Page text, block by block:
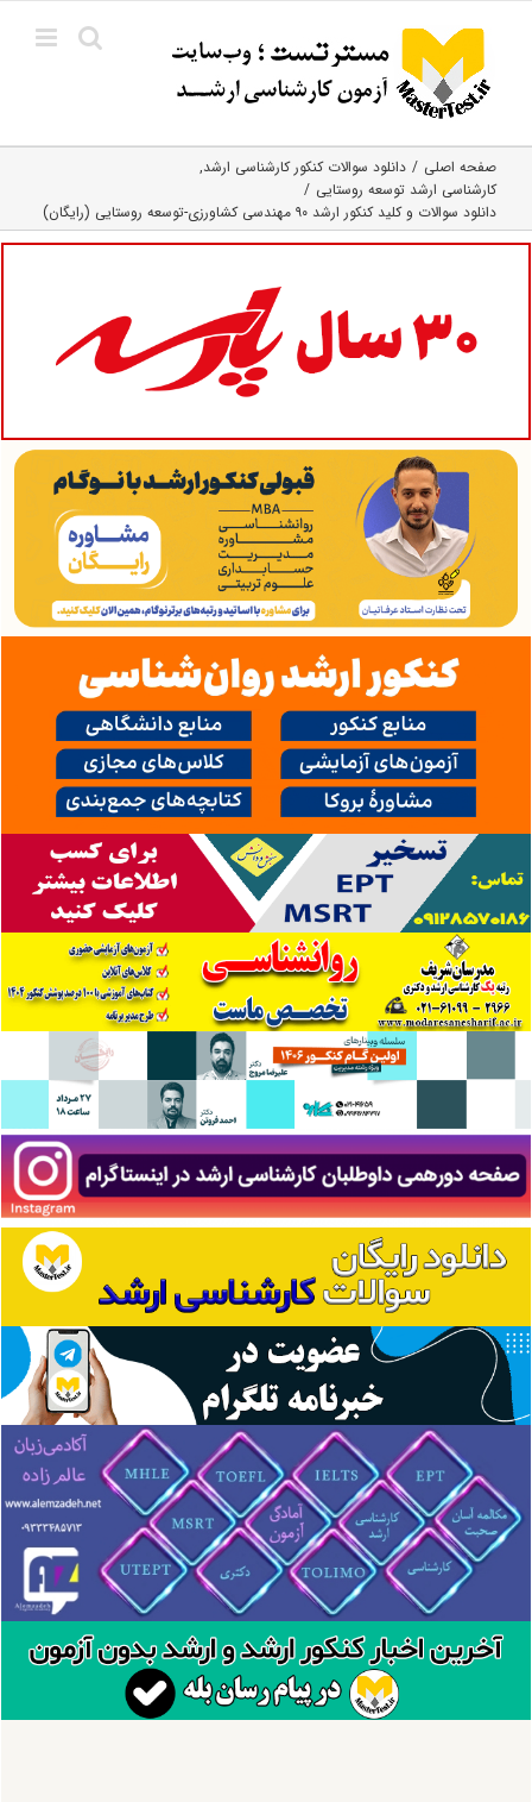
content
صفحه اصلی
دانلود سوالات کنکور کارشناسی ارشد
کارشناسی ارشد توسعه روستایی
دانلود سوالات و کلید کنکور ارشد ۹۰ مهندسی کشاورزی-توسعه روستایی (رایگان)